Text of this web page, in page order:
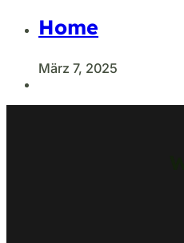
Home
März 7, 2025